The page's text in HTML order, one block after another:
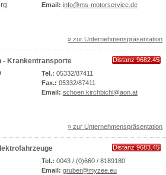
Email: info@ms-motorservice.de
» zur Unternehmenspräsentation
- Krankentransporte
Distanz 9682.45
Tel.: 05332/87411
Fax.: 05332/87411
Email: schoen.kirchbichl@aon.at
» zur Unternehmenspräsentation
Distanz 9683.45
Tel.: 0043 / (0)660 / 8189180
Email: gruber@myzee.eu